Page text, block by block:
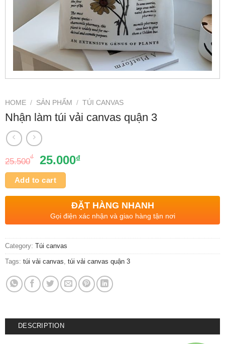
HOME / SẢN PHẨM / TÚI CANVAS
Nhận làm túi vải canvas quận 3
25.500₫ 25.000₫
Add to cart
ĐẶT HÀNG NHANH
Gọi điện xác nhận và giao hàng tận nơi
Category: Túi canvas
Tags: túi vải canvas, túi vải canvas quận 3
DESCRIPTION